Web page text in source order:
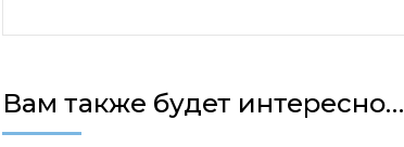
Вам также будет интересно…